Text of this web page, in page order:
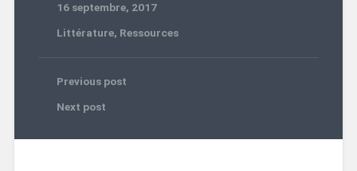
16 septembre, 2017
Littérature, Ressources
Previous post
Next post